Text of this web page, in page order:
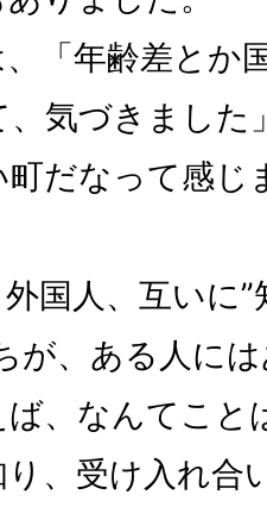
「年齢差とか
気づきました
だなって感じ
国人、互いに
が、ある人に
、なんてこと
、受け入れ合